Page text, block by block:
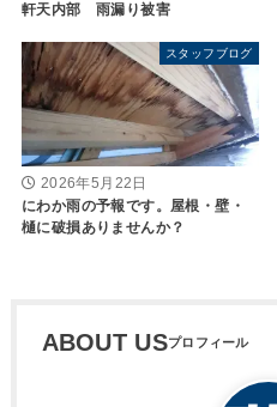
軒天内部 雨漏り被害
スタッフブログ
2026年5月22日
にわか雨の予報です。屋根・壁・
樋に破損ありませんか？
ABOUT US